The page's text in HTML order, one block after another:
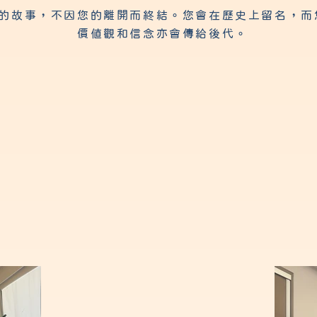
故事，不因您的離開而終結。您會在歷史上留名，而
價值觀和信念亦會傳給後代。